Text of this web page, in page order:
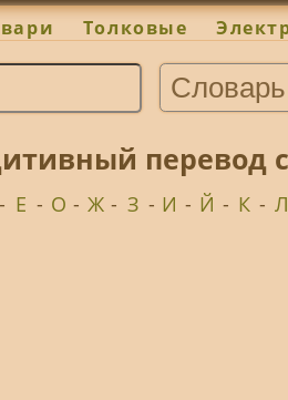
Толковые
перевод
- Е - О - Ж - З - И - Й - К - Л